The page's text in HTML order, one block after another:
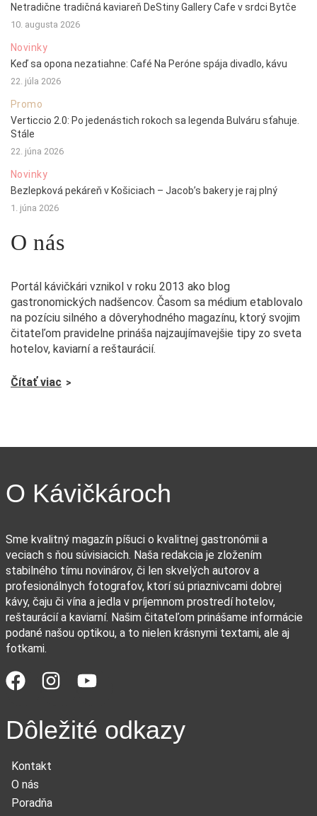
Netradične tradičná kaviareň DeStiny Gallery Cafe v srdci Bytče
10. augusta 2026
Novinky
Keď sa opona nezatiahne: Café Na Peróne spája divadlo, kávu
22. júla 2026
Promo
Verticcio 2.0: Po jedenástich rokoch sa legenda Bulváru sťahuje.
Stále
22. júna 2026
Novinky
Bezlepková pekáreň v Košiciach – Jacob’s bakery je raj plný
1. júna 2026
O nás
Portál kávičkári vznikol v roku 2013 ako blog
gastronomických nadšencov. Časom sa médium etablovalo
na pozíciu silného a dôveryhodného magazínu, ktorý svojim
čitateľom pravidelne prináša najzaujímavejšie tipy zo sveta
hotelov, kaviarní a reštaurácií.
Čítať viac
O Kávičkároch
Sme kvalitný magazín píšuci o kvalitnej gastronómii a
veciach s ňou súvisiacich. Naša redakcia je zložením
stabilného tímu novinárov, či len skvelých autorov a
profesionálnych fotografov, ktorí sú priaznivcami dobrej
kávy, čaju či vína a jedla v príjemnom prostredí hotelov,
reštaurácií a kaviarní. Našim čitateľom prinášame informácie
podané našou optikou, a to nielen krásnymi textami, ale aj
fotkami.
Dôležité odkazy
Kontakt
O nás
Poradňa